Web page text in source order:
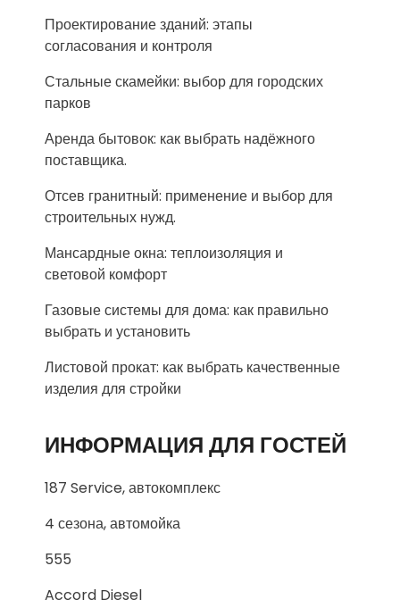
Проектирование зданий: этапы
согласования и контроля
Стальные скамейки: выбор для городских
парков
Аренда бытовок: как выбрать надёжного
поставщика.
Отсев гранитный: применение и выбор для
строительных нужд.
Мансардные окна: теплоизоляция и
световой комфорт
Газовые системы для дома: как правильно
выбрать и установить
Листовой прокат: как выбрать качественные
изделия для стройки
ИНФОРМАЦИЯ ДЛЯ ГОСТЕЙ
187 Service, автокомплекс
4 сезона, автомойка
555
Accord Diesel